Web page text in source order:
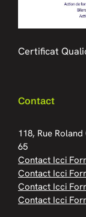
Certificat
Contact
118, Rue
65
Contact Icci
Contact Icci
Contact Icci
Contact Icci